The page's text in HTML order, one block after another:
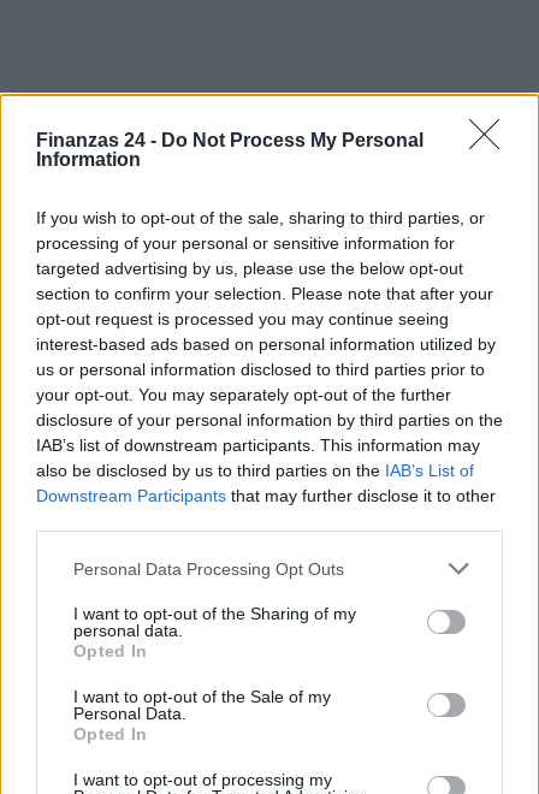
Finanzas 24 - Do Not Process My Personal
Information
If you wish to opt-out of the sale, sharing to third parties, or
processing of your personal or sensitive information for
targeted advertising by us, please use the below opt-out
section to confirm your selection. Please note that after your
opt-out request is processed you may continue seeing
interest-based ads based on personal information utilized by
us or personal information disclosed to third parties prior to
your opt-out. You may separately opt-out of the further
disclosure of your personal information by third parties on the
IAB’s list of downstream participants. This information may
also be disclosed by us to third parties on the IAB’s List of
Downstream Participants that may further disclose it to other
Please note that this website/app uses one or more Google
not limited to your visit or usage behaviour. You may click to
grant or deny consent to Google and its third-party tags to
use your data for below specified purposes in below Google
consent section.
Personal Data Processing Opt Outs
I want to opt-out of the Sharing of my
personal data.
Opted In
I want to opt-out of the Sale of my
Personal Data.
Opted In
I want to opt-out of processing my
Sigue leyendo
FINANZAS
Marta Ruiz · 8 Ago 2026